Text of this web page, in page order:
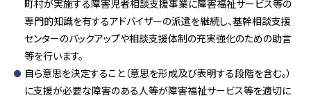
町村が実施する障害児者相談支援事業に障害福祉サービス等の
専門的知識を有するアドバイザーの派遣を継続し、基幹相談支援
センターのバックアップや相談支援体制の充実強化のための助言
等を行います。
自ら意思を決定すること（意思を形成及び表明する段階を含む。）
に支援が必要な障害のある人等が障害福祉サービス等を適切に